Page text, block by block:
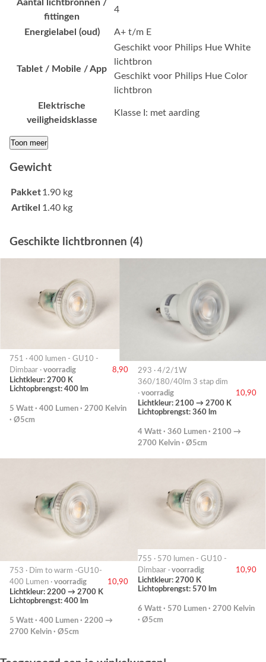
Aantal lichtbronnen /
fittingen
4
Energielabel (oud) A+ t/m E
Tablet / Mobile / App
Geschikt voor Philips Hue White
lichtbron
Geschikt voor Philips Hue Color
lichtbron
Elektrische
veiligheidsklasse
Klasse I: met aarding
Toon meer
Gewicht
Pakket1.90 kg
Artikel 1.40 kg
Geschikte lichtbronnen (4)
751 · 400 lumen - GU10 -
Dimbaar · voorradig
8,90
Lichtkleur: 2700 K
Lichtopbrengst: 400 lm
5 Watt · 400 Lumen · 2700 Kelvin
· Ø5cm
293 · 4/2/1W
360/180/40lm 3 stap dim
· voorradig
10,90
Lichtkleur: 2100 → 2700 K
Lichtopbrengst: 360 lm
4 Watt · 360 Lumen · 2100 →
2700 Kelvin · Ø5cm
753 · Dim to warm -GU10-
400 Lumen · voorradig
10,90
Lichtkleur: 2200 → 2700 K
Lichtopbrengst: 400 lm
5 Watt · 400 Lumen · 2200 →
2700 Kelvin · Ø5cm
755 · 570 lumen - GU10 -
Dimbaar · voorradig
10,90
Lichtkleur: 2700 K
Lichtopbrengst: 570 lm
6 Watt · 570 Lumen · 2700 Kelvin
· Ø5cm